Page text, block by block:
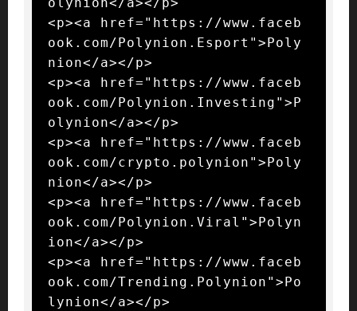
<p><a href="https://www.faceb
ook.com/Polynion.Esport">Poly
nion</a></p>
<p><a href="https://www.faceb
ook.com/Polynion.Investing">P
olynion</a></p>
<p><a href="https://www.faceb
ook.com/crypto.polynion">Poly
nion</a></p>
<p><a href="https://www.faceb
ook.com/Polynion.Viral">Polyn
ion</a></p>
<p><a href="https://www.faceb
ook.com/Trending.Polynion">Po
lynion</a></p>